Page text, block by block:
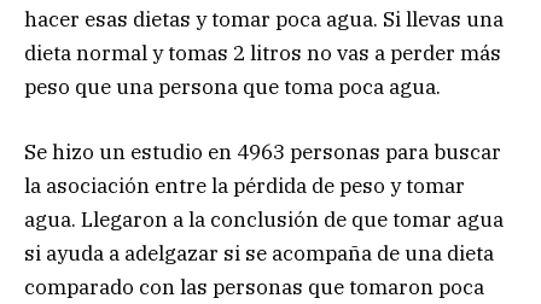
hacer esas dietas y tomar poca agua. Si llevas una
dieta normal y tomas 2 litros no vas a perder más
peso que una persona que toma poca agua.
Se hizo un estudio en 4963 personas para buscar
la asociación entre la pérdida de peso y tomar
agua. Llegaron a la conclusión de que tomar agua
si ayuda a adelgazar si se acompaña de una dieta
comparado con las personas que tomaron poca